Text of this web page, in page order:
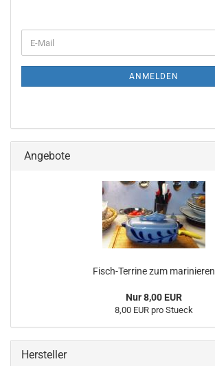
ZUR
E-
Mail
ANMELDEN
Angebote
Fisch-Terrine zum marinieren
Nur 8,00 EUR
8,00 EUR pro Stueck
Hersteller